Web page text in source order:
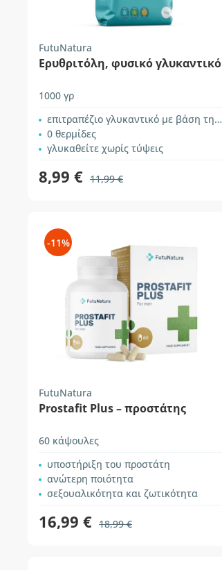
FutuNatura
Ερυθριτόλη, φυσικό γλυκαντικό
1000 γρ
επιτραπέζιο γλυκαντικό με βάση την ερυθριτόλη
0 θερμίδες
γλυκαθείτε χωρίς τύψεις
8,99 € 11,99 €
-11%
FutuNatura
Prostafit Plus – προστάτης
60 κάψουλες
υποστήριξη του προστάτη
ανώτερη ποιότητα
σεξουαλικότητα και ζωτικότητα
16,99 € 18,99 €